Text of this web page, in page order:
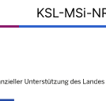
KSL-MSi-